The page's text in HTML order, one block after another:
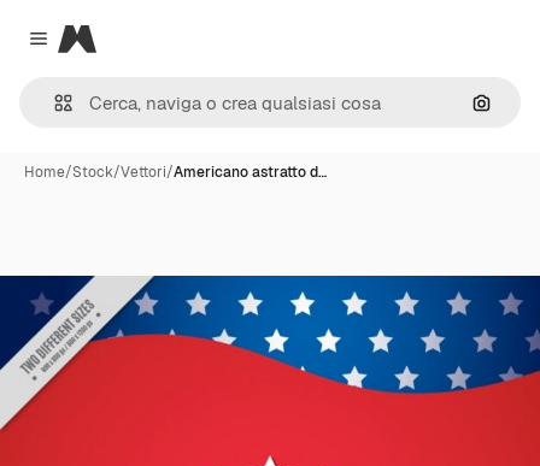
Close menu
Magnific
Cerca
Home/Stock/Vettori/Americano astratto d…